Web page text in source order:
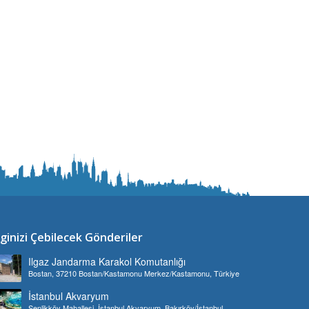
Çebilecek Gönderiler
Ilgaz Jandarma Karakol Komutanlığı
Bostan, 37210 Bostan/Kastamonu Merkez/Kastamonu, Türkiye
İstanbul Akvaryum